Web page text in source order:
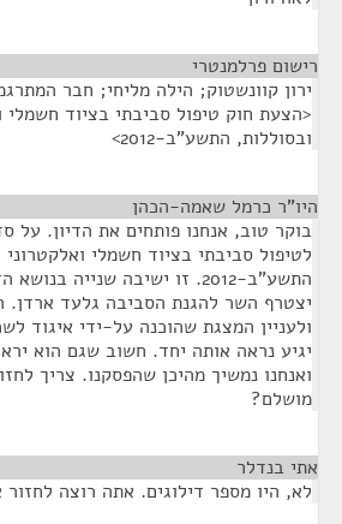
רישום פרלמנטרי
ירון קוונשטוק; הילה מליחי; חבר
<הצעת חוק טיפול סביבתי בציוד חשמלי
ובסוללות, התשע"ב-2012>
היו"ר כרמל שאמה-הכהן
בוקר טוב, אנחנו פותחים את הדיון. על
לטיפול סביבתי בציוד חשמלי ואלקטרוני
התשע"ב-2012. זו ישיבה שנייה
ולעניין המצגת שהוכנה על-ידי איגוד
יגיע נראה אותה יחד. חשוב שגם הוא
ואנחנו נמשיך מהיכן שהפסקנו. צריך
מושלם?
אתי בנדלר
לא, היו מספר דילוגים. אתה רוצה לחזור